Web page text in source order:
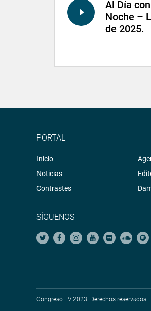
Al Día
Noche –
de 2025.
PORTAL
Inicio
Noticias
Contrastes
SÍGUENOS
Congreso TV 2023. Derechos reservados.